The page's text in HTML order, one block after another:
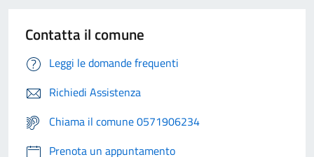
Contatta il comune
Leggi le domande frequenti
Richiedi Assistenza
Chiama il comune 0571906234
Prenota un appuntamento